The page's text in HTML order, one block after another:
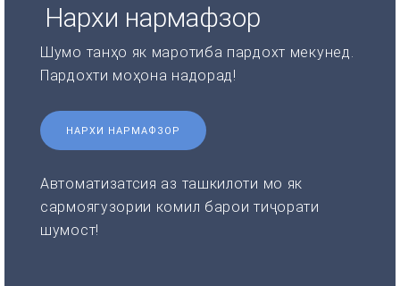
Нархи нармафзор
Шумо танҳо як маротиба пардохт мекунед.
Пардохти моҳона надорад!
НАРХИ НАРМАФЗОР
Автоматизатсия аз ташкилоти мо як
сармоягузории комил барои тиҷорати
шумост!